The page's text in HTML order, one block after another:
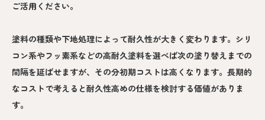
ご活用ください。
塗料の種類や下地処理によって耐久性が大きく変わります。シリ
コン系やフッ素系などの高耐久塗料を選べば次の塗り替えまでの
間隔を延ばせますが、その分初期コストは高くなります。長期的
なコストで考えると耐久性高めの仕様を検討する価値がありま
す。